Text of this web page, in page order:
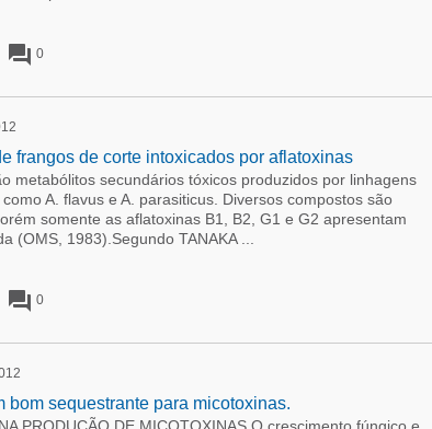
forum 0
frangos de corte intoxicados por aflatoxinas
metabólitos secundários tóxicos produzidos por linhagens
A. flavus e A. parasiticus. Diversos compostos são
somente as aflatoxinas B1, B2, G1 e G2 apresentam
(OMS, 1983).Segundo TANAKA ...
forum 0
bom sequestrante para micotoxinas.
PRODUÇÃO DE MICOTOXINAS.O crescimento fúngico e